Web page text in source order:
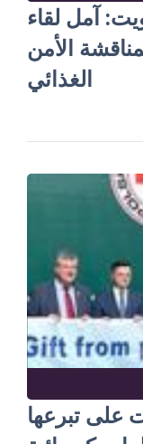
آمل لقاء
الأمن
الغذائي
على تبرعها